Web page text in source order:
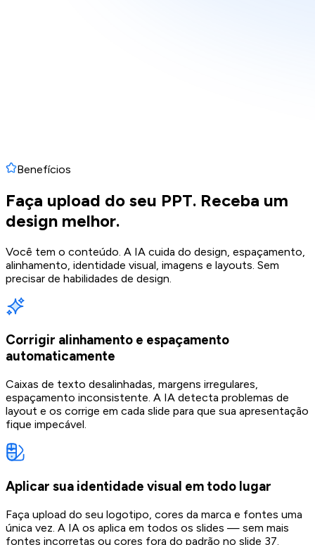
Benefícios
Faça upload do seu PPT. Receba um
design melhor.
Você tem o conteúdo. A IA cuida do design, espaçamento,
alinhamento, identidade visual, imagens e layouts. Sem
precisar de habilidades de design.
Corrigir alinhamento e espaçamento
automaticamente
Caixas de texto desalinhadas, margens irregulares,
espaçamento inconsistente. A IA detecta problemas de
layout e os corrige em cada slide para que sua apresentação
fique impecável.
Aplicar sua identidade visual em todo lugar
Faça upload do seu logotipo, cores da marca e fontes uma
única vez. A IA os aplica em todos os slides — sem mais
fontes incorretas ou cores fora do padrão no slide 37.